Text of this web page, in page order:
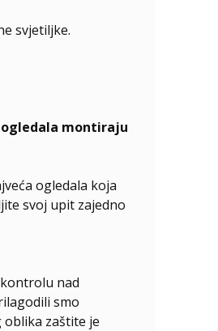
svjetiljke.
ogledala montiraju
ogledala koja
svoj upit zajedno
nad
smo
zaštite je